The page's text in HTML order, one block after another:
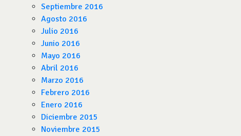
Septiembre 2016
Agosto 2016
Julio 2016
Junio 2016
Mayo 2016
Abril 2016
Marzo 2016
Febrero 2016
Enero 2016
Diciembre 2015
Noviembre 2015